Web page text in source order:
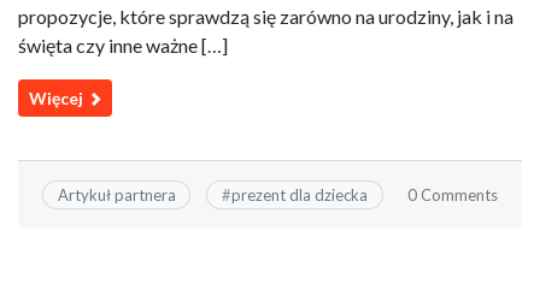
propozycje, które sprawdzą się zarówno na urodziny, jak i na
święta czy inne ważne […]
Więcej
Artykuł partnera #prezent dla dziecka 0 Comments